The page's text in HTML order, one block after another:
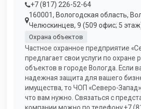
+7 (817) 226-52-64
160001, Вологодская область,
Челюскинцев, 9 (509 офис; 5
Охрана объектов
Частное охранное предприятие
предлагает свои услуги по охране
объектов в городе Вологда. Если
надежная защита для вашего
имущества, то ЧОП «Северо-
что вам нужно. Связаться с
компании можно по телефону +7